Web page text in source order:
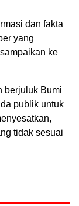
dan fakta
yang
ke
berjuluk Bumi
publik untuk
tidak sesuai